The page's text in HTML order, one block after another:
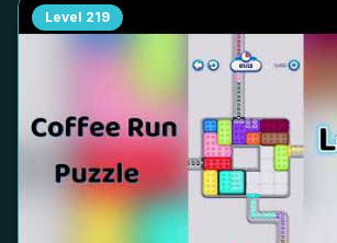
Level 219